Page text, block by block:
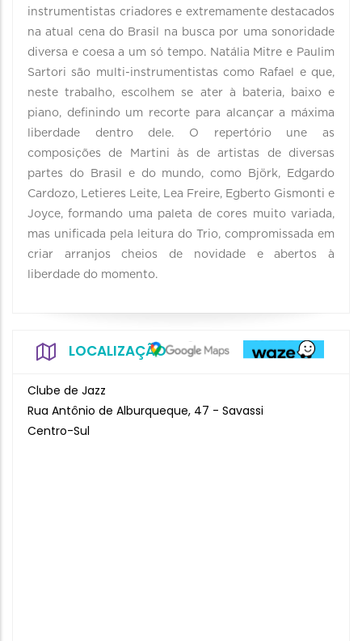
instrumentistas criadores e extremamente destacados
na atual cena do Brasil na busca por uma sonoridade
diversa e coesa a um só tempo. Natália Mitre e Paulim
Sartori são multi-instrumentistas como Rafael e que,
neste trabalho, escolhem se ater à bateria, baixo e
piano, definindo um recorte para alcançar a máxima
liberdade dentro dele. O repertório une as
composições de Martini às de artistas de diversas
partes do Brasil e do mundo, como Björk, Edgardo
Cardozo, Letieres Leite, Lea Freire, Egberto Gismonti e
Joyce, formando uma paleta de cores muito variada,
mas unificada pela leitura do Trio, compromissada em
criar arranjos cheios de novidade e abertos à
liberdade do momento.
LOCALIZAÇÃO
Clube de Jazz
Rua Antônio de Alburqueque, 47 - Savassi
Centro-Sul